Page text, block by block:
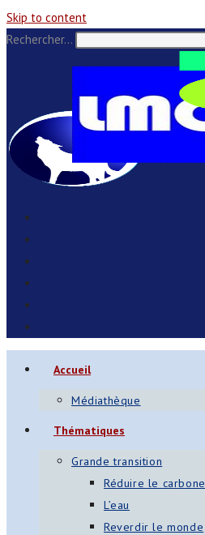
Skip to content
Rechercher…
Accueil
Médiathèque
Thématiques
Grande transition
Réduire le carbone
L’eau
Reverdir le monde